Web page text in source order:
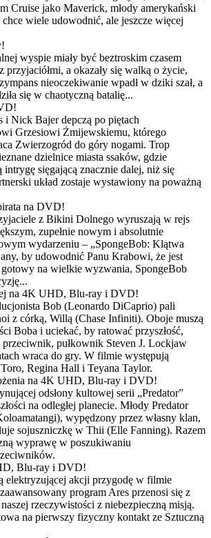
Cruise jako Maverick, młody amerykański
wiele udowodnić, ale jeszcze więcej
wyspie miały być beztroskim czasem
przyjaciółmi, a okazały się walką o życie,
nieoczekiwanie wpadł w dziki szał, a
się w chaotyczną batalię...
Nick Bajer depczą po piętach
Grzesiowi Żmijewskiemu, którego
Zwierzogród do góry nogami. Trop
dzielnice miasta ssaków, gdzie
sięgającą znacznie dalej, niż się
układ zostaje wystawiony na poważną
na DVD!
z Bikini Dolnego wyruszają w rejs
zupełnie nowym i absolutnie
wydarzeniu – „SpongeBob: Klątwa
by udowodnić Panu Krabowi, że jest
na wielkie wyzwania, SpongeBob
na 4K UHD, Blu-ray i DVD!
Bob (Leonardo DiCaprio) pali
z córką, Willą (Chase Infiniti). Oboje muszą
Boba i uciekać, by ratować przyszłość,
pułkownik Steven J. Lockjaw
wraca do gry. W filmie występują
Regina Hall i Teyana Taylor.
na 4K UHD, Blu-ray i DVD!
odsłony kultowej serii „Predator”
na odległej planecie. Młody Predator
wypędzony przez własny klan,
sojuszniczkę w Thii (Elle Fanning). Razem
wyprawę w poszukiwaniu
Blu-ray i DVD!
elektryzującej akcji przygodę w filmie
program Ares przenosi się z
rzeczywistości z niebezpieczną misją.
na pierwszy fizyczny kontakt ze Sztuczną